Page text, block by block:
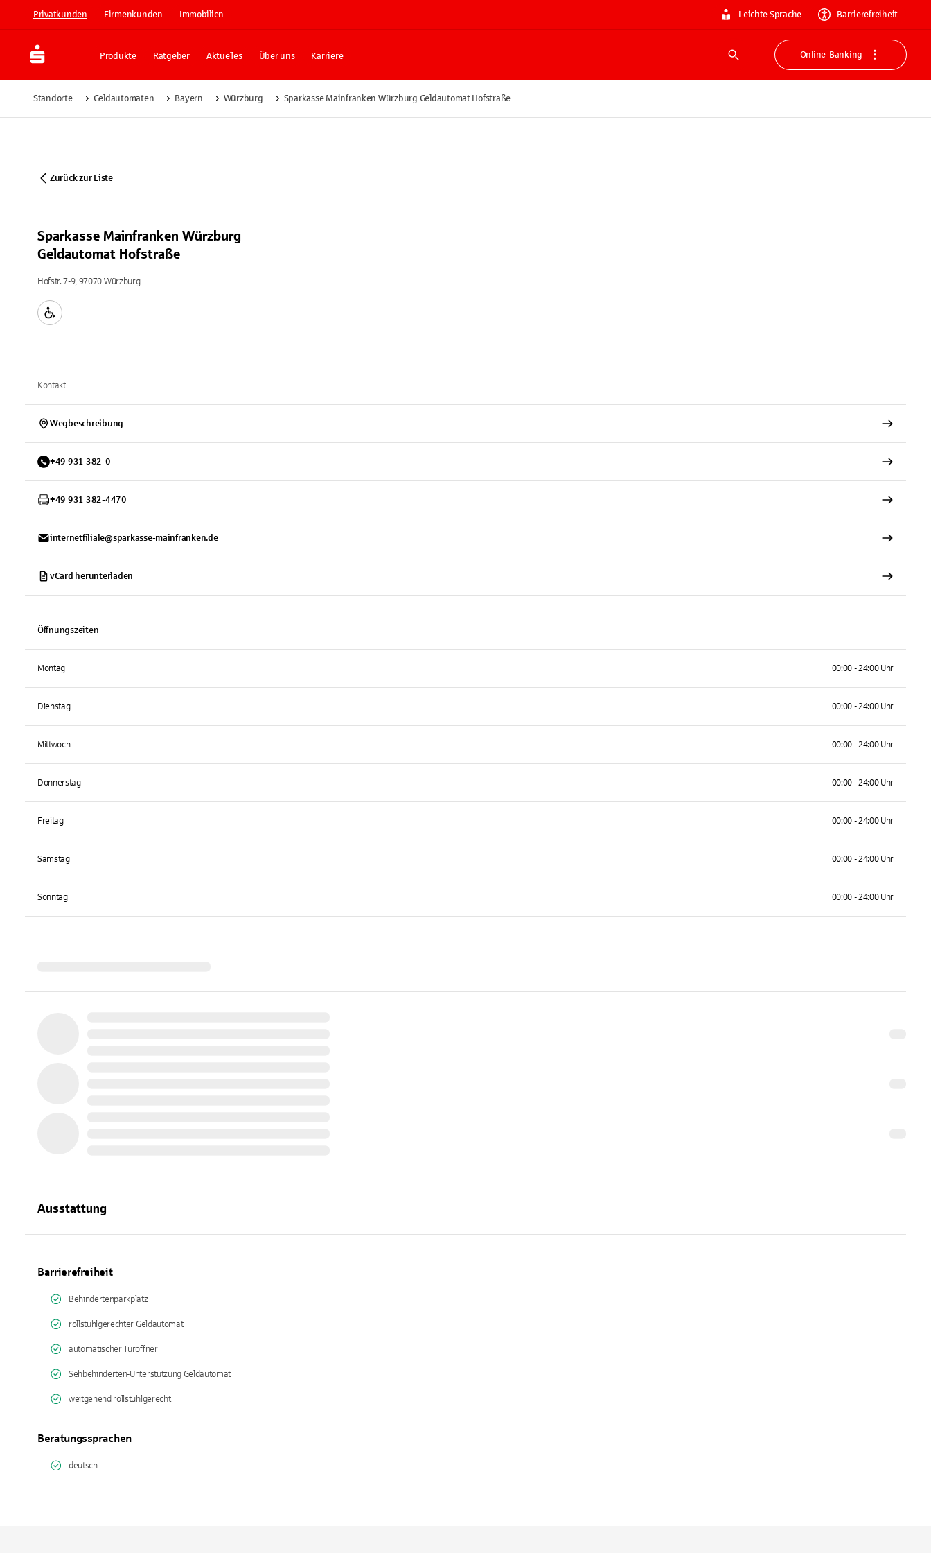
Privatkunden Firmenkunden Immobilien Leichte Sprache Barrierefreiheit
Produkte Ratgeber Aktuelles Über uns Karriere
Suche
Online-Banking
Standorte Geldautomaten Bayern Würzburg Sparkasse Mainfranken Würzburg Geldautomat Hofstraße
Zurück zur Liste
Sparkasse Mainfranken Würzburg
Geldautomat Hofstraße
Hofstr. 7-9, 97070 Würzburg
Kontakt
Wegbeschreibung
+49 931 382-0
+49 931 382-4470
internetfiliale@sparkasse-mainfranken.de
vCard herunterladen
Öffnungszeiten
Montag 00:00 - 24:00 Uhr
Dienstag 00:00 - 24:00 Uhr
Mittwoch 00:00 - 24:00 Uhr
Donnerstag 00:00 - 24:00 Uhr
Freitag 00:00 - 24:00 Uhr
Samstag 00:00 - 24:00 Uhr
Sonntag 00:00 - 24:00 Uhr
Ausstattung
Barrierefreiheit
Behindertenparkplatz
rollstuhlgerechter Geldautomat
automatischer Türöffner
Sehbehinderten-Unterstützung Geldautomat
weitgehend rollstuhlgerecht
Beratungssprachen
deutsch